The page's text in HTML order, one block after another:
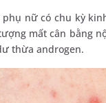
phụ nữ có chu kỳ
mất cân bằng
thừa androgen.